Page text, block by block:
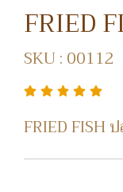
FRIED
SKU : 00112
FRIED FISH